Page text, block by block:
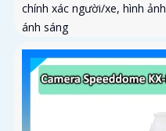
chính xác người/xe, hình
ánh sáng